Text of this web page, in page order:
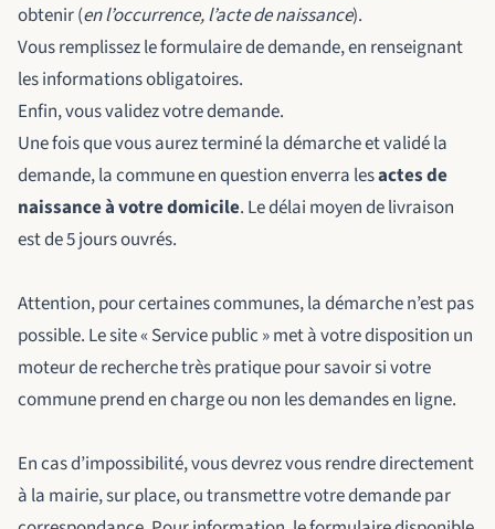
obtenir (en l’occurrence, l’acte de naissance).
Vous remplissez le formulaire de demande, en renseignant
les informations obligatoires.
Enfin, vous validez votre demande.
Une fois que vous aurez terminé la démarche et validé la
demande, la commune en question enverra lesactes de
naissance à votre domicile. Le délai moyen de livraison
est de 5 jours ouvrés.
Attention, pour certaines communes, la démarche n’est pas
possible. Le site « Service public » met à votre disposition un
moteur de recherche très pratique pour savoir si votre
commune prend en charge ou non les demandes en ligne.
En cas d’impossibilité, vous devrez vous rendre directement
à la mairie, sur place, ou transmettre votre demande par